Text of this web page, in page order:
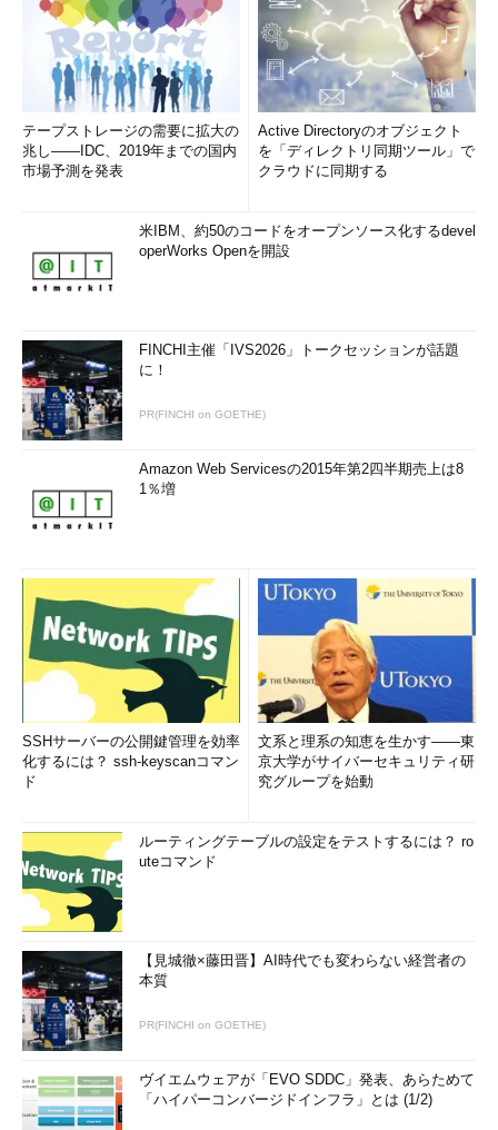
テープストレージの需要に拡大の
兆し――IDC、2019年までの国内
市場予測を発表
Active Directoryのオブジェクト
を「ディレクトリ同期ツール」で
クラウドに同期する
米IBM、約50のコードをオープンソース化するdevel
operWorks Openを開設
FINCHI主催「IVS2026」トークセッションが話題
に！
PR(FINCHI on GOETHE)
Amazon Web Servicesの2015年第2四半期売上は8
1％増
SSHサーバーの公開鍵管理を効率
化するには？ ssh-keyscanコマン
ド
文系と理系の知恵を生かす――東
京大学がサイバーセキュリティ研
究グループを始動
ルーティングテーブルの設定をテストするには？ ro
uteコマンド
【見城徹×藤田晋】AI時代でも変わらない経営者の
本質
PR(FINCHI on GOETHE)
ヴイエムウェアが「EVO SDDC」発表、あらためて
「ハイパーコンバージドインフラ」とは (1/2)